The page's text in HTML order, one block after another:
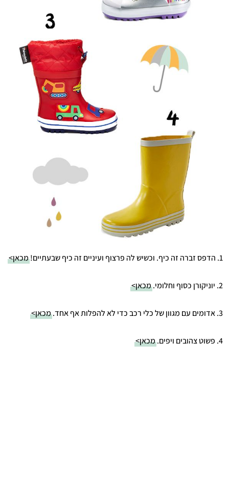
1. הדפס זברה זה כיף. וכשיש לה פרצוף ועיניים זה כיף שבעתיים! מכאן>
2. יוניקורן כסוף וחלומי. מכאן>
3. אדומים עם מגוון של כלי רכב כדי לא להפלות אף אחד. מכאן>
4. פשוט צהובים ויפים. מכאן>